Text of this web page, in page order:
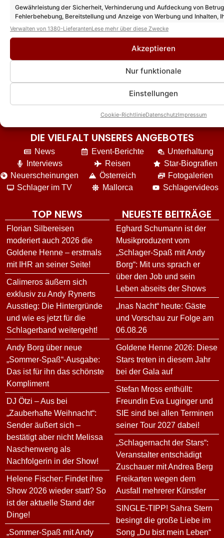
Gewährleistung der Sicherheit, Verhinderung und Aufdeckung von
Fehlerbehebung, Bereitstellung und Anzeige von Werbung und Inhalten,
Entscheidungen zum Datenschutz speichern und übermitteln.
Verwalten von 1380-LieferantenLese mehr über diese Zwecke
Akzeptieren
Nur funktionale
Einstellungen
Cookie-RichtlinieDatenschutzImpressum
Andrea Berg Heimspiel 2027: Tickets jetzt
erhältlich! Das erwartet Euch im nächsten
Jahr!
DIE VIELFALT UNSERES ANGEBOTES
News
Interviews
Neuerscheinungen
Schlager im TV
Event-Berichte
Reisen
Österreich
Mallorca
Unterhaltung
Star-Biografien
Fotogalerien
Schlagervideos
TOP NEWS
Florian Silbereisen
moderiert auch 2026 die
Goldene Henne – erstmals
mit IHR an seiner Seite!
Calimeros äußern sich
exklusiv zu Andy Rynerts
Ausstieg: Die Hintergründe
und wie es jetzt für die
Schlagerband weitergeht!
Andy Borg über neue
„Sommer-Spaß“-Ausgabe:
Das ist für ihn das schönste
Kompliment
DJ Ötzi – Aus bei
„Zauberhafte Weihnacht“:
Sender äußert sich –
bestätigt aber nicht Melissa
Naschenweng als
Nachfolgerin in der Show!
Helene Fischer: Findet ihre
Show 2026 wieder statt? So
ist der aktuelle Stand der
Dinge!
„Sommer-Spaß mit Andy
NEUESTE BEITRÄGE
Eghard Schumann ist der
Musikproduzent vom
„Schlager-Spaß mit Andy
Borg“: Mit uns sprach er
über den Job und sein
Leben abseits der Shows
„Inas Nacht“ heute: Gäste
und Vorschau zur Folge am
06.08.26
Goldene Henne 2026: Diese
Stars treten in diesem Jahr
bei der Gala auf
Stefan Mross enthüllt:
Freundin Eva Luginger und
SIE sind bei allen Terminen
seiner Tour 2027 dabei!
„Schlagernacht der Stars“:
Veranstalter entschädigt
Zuschauer mit Andrea Berg
Freikarten wegen dem
Ausfall mehrerer Künstler
SINGLE-TIPP! Sahra Stern
besingt die große Liebe im
Song „Du bist mein Leben“